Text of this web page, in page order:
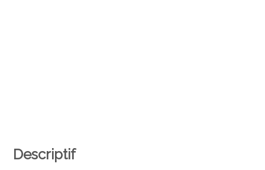
Descriptif